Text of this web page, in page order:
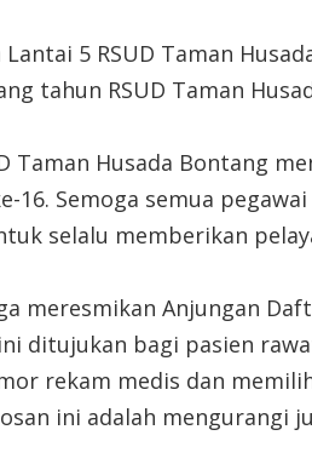
5 RSUD Taman
tahun RSUD Taman
Taman Husada Bontang
16. Semoga semua
selalu memberikan
meresmikan Anjungan
ditujukan bagi pasien
rekam medis dan
ini adalah mengurangi